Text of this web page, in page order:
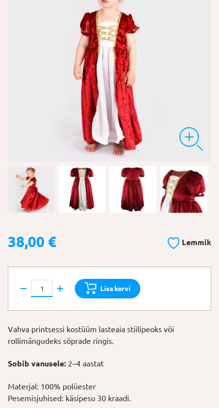
38,00 € Lemmik
Printsessi
kostüüm
98–
cm
kogus
Lisa korvi
Vahva printsessi kostüüm lasteaia stiilipeoks või
rollimängudeks sõprade ringis.
Sobib vanusele: 2–4 aastat
Materjal: 100% polüester
Pesemisjuhised: käsipesu 30 kraadi.